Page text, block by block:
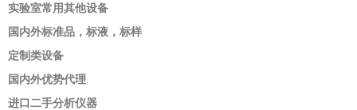
实验室常用其他设备
国内外标准品，标液，标样
定制类设备
国内外优势代理
进口二手分析仪器